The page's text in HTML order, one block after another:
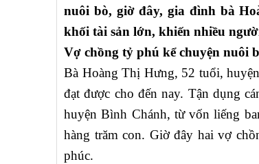
nuôi bò, giờ đây, gia đình bà
khối tài sản lớn, khiến nhiều
Vợ chồng tỷ phú kể chuyện nuôi
Bà Hoàng Thị Hưng, 52 tuổi,
đạt được cho đến nay. Tận dụng
huyện Bình Chánh, từ vốn liếng
hàng trăm con. Giờ đây hai vợ
phúc.